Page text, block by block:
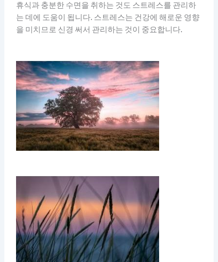
휴식과 충분한 수면을 취하는 것도 스트레스를 관리하
는 데에 도움이 됩니다. 스트레스는 건강에 해로운 영향
을 미치므로 신경 써서 관리하는 것이 중요합니다.